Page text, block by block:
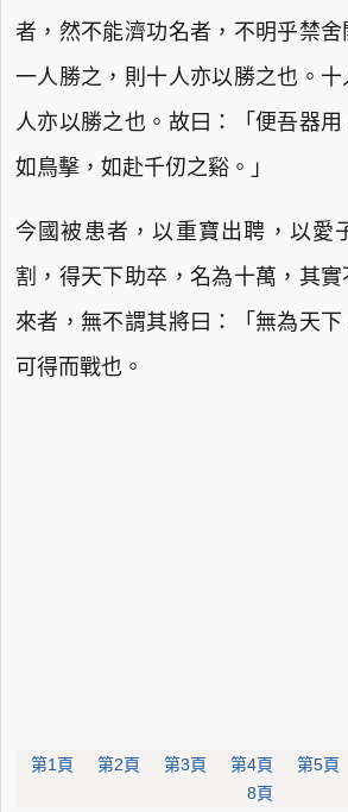
者，然不能濟功名者，不明乎禁舍
一人勝之，則十人亦以勝之也。
人亦以勝之也。故曰：「便吾器
如鳥擊，如赴千仞之谿。」
今國被患者，以重寶出聘，以愛
割，得天下助卒，名為十萬，其
來者，無不謂其將曰：「無為天
可得而戰也。
第1頁 第2頁 第3頁 第4頁 第5頁
8頁